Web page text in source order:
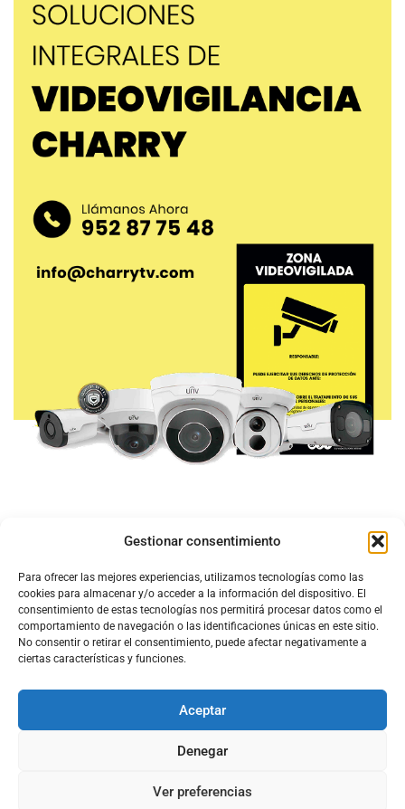
Gestionar consentimiento
Para ofrecer las mejores experiencias, utilizamos tecnologías como las
cookies para almacenar y/o acceder a la información del dispositivo. El
consentimiento de estas tecnologías nos permitirá procesar datos como el
comportamiento de navegación o las identificaciones únicas en este sitio.
No consentir o retirar el consentimiento, puede afectar negativamente a
ciertas características y funciones.
Aceptar
Denegar
Ver preferencias